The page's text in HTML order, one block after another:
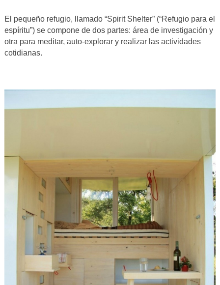
El pequeño refugio, llamado “Spirit Shelter” (“Refugio para el
espíritu”) se compone de dos partes: área de investigación y
otra para meditar, auto-explorar y realizar las actividades
cotidianas.